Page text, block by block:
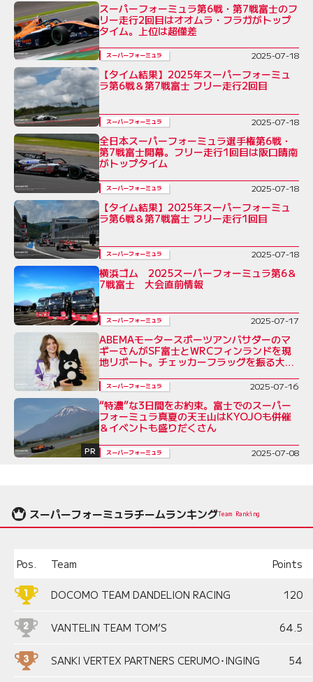
スーパーフォーミュラ第6戦・第7戦富士のフ
リー走行2回目はオオムラ・フラガがトップ
タイム。上位は超僅差
スーパーフォーミュラ 2025-07-18
【タイム結果】2025年スーパーフォーミュ
ラ第6戦＆第7戦富士 フリー走行2回目
スーパーフォーミュラ 2025-07-18
全日本スーパーフォーミュラ選手権第6戦・
第7戦富士開幕。フリー走行1回目は阪口晴南
がトップタイム
スーパーフォーミュラ 2025-07-18
【タイム結果】2025年スーパーフォーミュ
ラ第6戦＆第7戦富士 フリー走行1回目
スーパーフォーミュラ 2025-07-18
横浜ゴム 2025スーパーフォーミュラ第6＆
7戦富士 大会直前情報
スーパーフォーミュラ 2025-07-17
ABEMAモータースポーツアンバサダーのマ
ギーさんがSF富士とWRCフィンランドを現
地リポート。チェッカーフラッグを振る大役
スーパーフォーミュラ 2025-07-16
PR
“特濃”な3日間をお約束。富士でのスーパー
フォーミュラ真夏の天王山はKYOJOも併催
＆イベントも盛りだくさん
スーパーフォーミュラ 2025-07-08
スーパーフォーミュラチームランキングTeam Ranking
Pos. Team Points
DOCOMO TEAM DANDELION RACING 120
VANTELIN TEAM TOM’S 64.5
SANKI VERTEX PARTNERS CERUMO･INGING 54